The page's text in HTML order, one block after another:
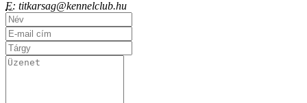
E: titkarsag@kennelclub.hu